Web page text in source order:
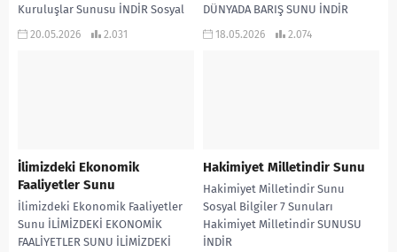
Kuruluşlar Sunusu İNDİR Sosyal
Bilgiler 7 Sunuları
20.05.2026 2.031
DÜNYADA BARIŞ SUNU İNDİR
Sosyal Bilgiler 7 Sunuları, Sosyal
18.05.2026 2.074
İlimizdeki Ekonomik
Faaliyetler Sunu
İlimizdeki Ekonomik Faaliyetler
Sunu İLİMİZDEKİ EKONOMİK
FAALİYETLER SUNU İLİMİZDEKİ
Hakimiyet Milletindir Sunu
Hakimiyet Milletindir Sunu
Sosyal Bilgiler 7 Sunuları
Hakimiyet Milletindir SUNUSU
İNDİR